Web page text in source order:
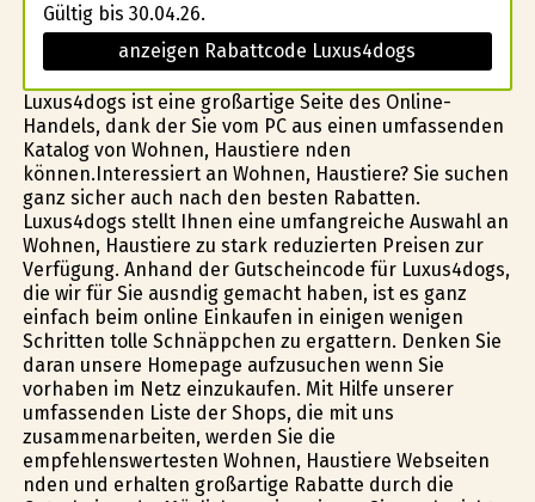
Gültig bis 30.04.26.
anzeigen Rabattcode Luxus4dogs
Luxus4dogs ist eine großartige Seite des Online-
Handels, dank der Sie vom PC aus einen umfassenden
Katalog von Wohnen, Haustiere finden
können.Interessiert an Wohnen, Haustiere? Sie suchen
ganz sicher auch nach den besten Rabatten.
Luxus4dogs stellt Ihnen eine umfangreiche Auswahl an
Wohnen, Haustiere zu stark reduzierten Preisen zur
Verfügung. Anhand der Gutscheincode für Luxus4dogs,
die wir für Sie ausfindig gemacht haben, ist es ganz
einfach beim online Einkaufen in einigen wenigen
Schritten tolle Schnäppchen zu ergattern. Denken Sie
daran unsere Homepage aufzusuchen wenn Sie
vorhaben im Netz einzukaufen. Mit Hilfe unserer
umfassenden Liste der Shops, die mit uns
zusammenarbeiten, werden Sie die
empfehlenswertesten Wohnen, Haustiere Webseiten
finden und erhalten großartige Rabatte durch die